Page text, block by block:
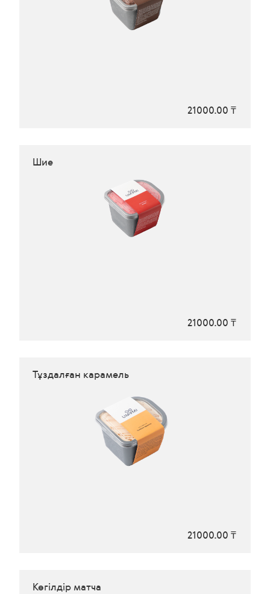
21000.00 ₸
Шие
21000.00 ₸
Тұздалған карамель
21000.00 ₸
Көгілдір матча